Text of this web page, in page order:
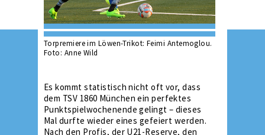
Torpremiere im Löwen-Trikot: Feimi Antemoglou.
Foto: Anne Wild
Es kommt statistisch nicht oft vor, dass
dem TSV 1860 München ein perfektes
Punktspielwochenende gelingt – dieses
Mal durfte wieder eines gefeiert werden.
Nach den Profis, der U21-Reserve, den